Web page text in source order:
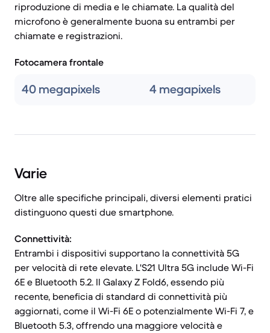
riproduzione di media e le chiamate. La qualità del
microfono è generalmente buona su entrambi per
chiamate e registrazioni.
Fotocamera frontale
40 megapixels 4 megapixels
Varie
Oltre alle specifiche principali, diversi elementi pratici
distinguono questi due smartphone.
Connettività:
Entrambi i dispositivi supportano la connettività 5G
per velocità di rete elevate. L'S21 Ultra 5G include Wi-Fi
6E e Bluetooth 5.2. Il Galaxy Z Fold6, essendo più
recente, beneficia di standard di connettività più
aggiornati, come il Wi-Fi 6E o potenzialmente Wi-Fi 7, e
Bluetooth 5.3, offrendo una maggiore velocità e